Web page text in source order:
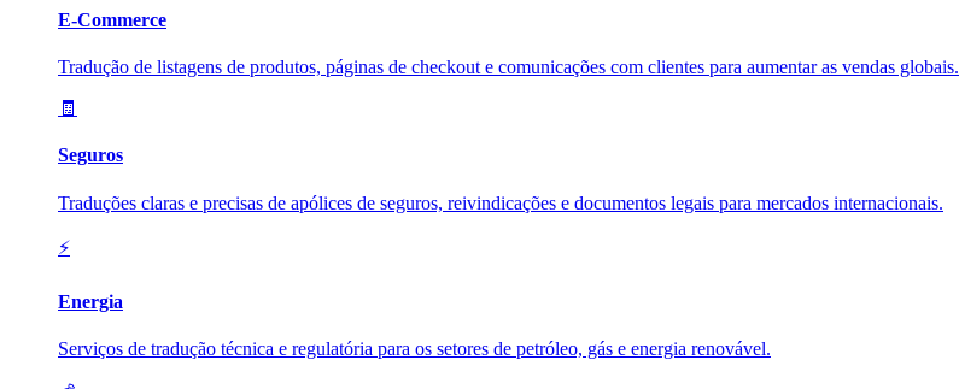
E-Commerce
Tradução de listagens de produtos, páginas de checkout e comunicações com clientes para aumentar as vendas globais.
🧾
Seguros
Traduções claras e precisas de apólices de seguros, reivindicações e documentos legais para mercados internacionais.
⚡
Energia
Serviços de tradução técnica e regulatória para os setores de petróleo, gás e energia renovável.